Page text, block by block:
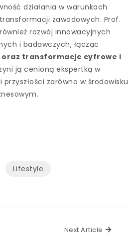
działania w warunkach
zawodowych. Prof.
rozwój innowacyjnych
i badawczych, łącząc
oraz transformacje cyfrowe i
ją cenioną ekspertką w
zarówno w środowisku
Lifestyle
Next Article Next